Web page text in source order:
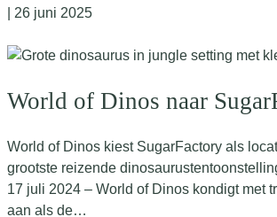
| 26 juni 2025
World of Dinos naar
World of Dinos kiest SugarFactory als
grootste reizende
17 juli 2024 – World of Dinos kondigt met
aan als de…